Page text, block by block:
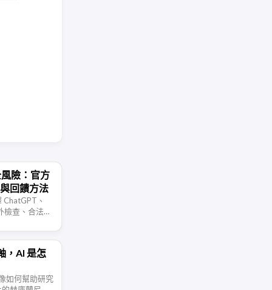
險：官方
回饋方法
、
檢查、合法防
Access 和
，AI 是怎
如何幫助研究